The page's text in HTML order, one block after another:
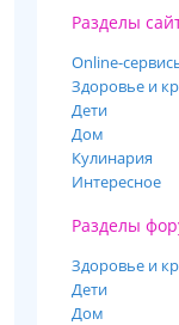
Разделы
Online-
Здоровье и
Дети
Дом
Кулинария
Интересное
Разделы
Здоровье и
Дети
Дом